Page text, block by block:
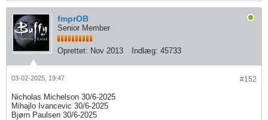
fmprOB
Senior Member
Oprettet: Nov 2013 Indlæg: 45733
#152
03-02-2025, 19:47
Nicholas Michelson 30/6-2025
Mihajlo Ivancevic 30/6-2025
Bjørn Paulsen 30/6-2025